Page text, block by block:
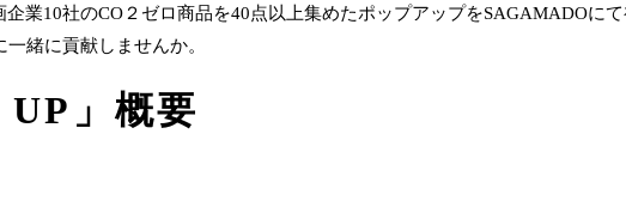
業10社のCO２ゼロ商品を40点以上集めたポップアップをSAGAMADOに
緒に貢献しませんか。
」概要